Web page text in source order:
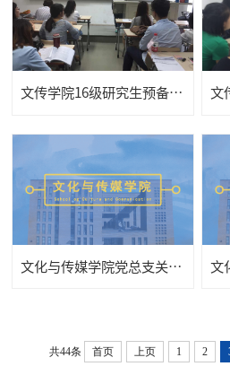
文传学院16级研究生预备党员选举大会
文化与传媒学院党总支关于加强党支部建设长效机制方案
共44条 首页 上页 1 2